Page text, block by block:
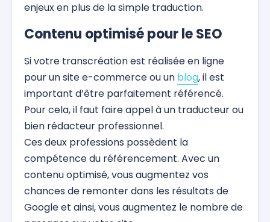
enjeux en plus de la simple traduction.
Contenu optimisé pour le SEO
Si votre transcréation est réalisée en ligne
pour un site e-commerce ou un blog, il est
important d’être parfaitement référencé.
Pour cela, il faut faire appel à un traducteur ou
bien rédacteur professionnel.
Ces deux professions possèdent la
compétence du référencement. Avec un
contenu optimisé, vous augmentez vos
chances de remonter dans les résultats de
Google et ainsi, vous augmentez le nombre de